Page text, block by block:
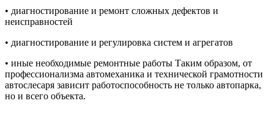
• диагностирование и ремонт сложных дефектов и
неисправностей
• диагностирование и регулировка систем и агрегатов
• иные необходимые ремонтные работы Таким образом, от
профессионализма автомеханика и технической грамотности
автослесаря зависит работоспособность не только автопарка,
но и всего объекта.